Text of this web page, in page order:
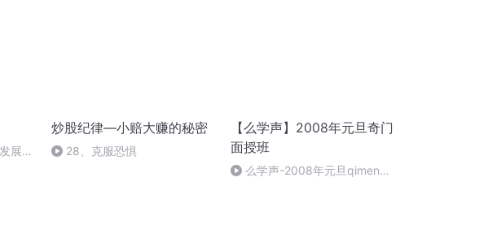
展影
炒股纪律—小赔大赚的秘密
28、克服恐惧
【么学声】2008年元旦奇门
面授班
么学声-2008年元旦qimen面